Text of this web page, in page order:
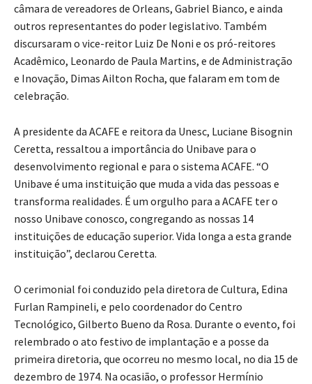
câmara de vereadores de Orleans, Gabriel Bianco, e ainda
outros representantes do poder legislativo. Também
discursaram o vice-reitor Luiz De Noni e os pró-reitores
Acadêmico, Leonardo de Paula Martins, e de Administração
e Inovação, Dimas Ailton Rocha, que falaram em tom de
celebração.
A presidente da ACAFE e reitora da Unesc, Luciane Bisognin
Ceretta, ressaltou a importância do Unibave para o
desenvolvimento regional e para o sistema ACAFE. “O
Unibave é uma instituição que muda a vida das pessoas e
transforma realidades. É um orgulho para a ACAFE ter o
nosso Unibave conosco, congregando as nossas 14
instituições de educação superior. Vida longa a esta grande
instituição”, declarou Ceretta.
O cerimonial foi conduzido pela diretora de Cultura, Edina
Furlan Rampineli, e pelo coordenador do Centro
Tecnológico, Gilberto Bueno da Rosa. Durante o evento, foi
relembrado o ato festivo de implantação e a posse da
primeira diretoria, que ocorreu no mesmo local, no dia 15 de
dezembro de 1974. Na ocasião, o professor Hermínio